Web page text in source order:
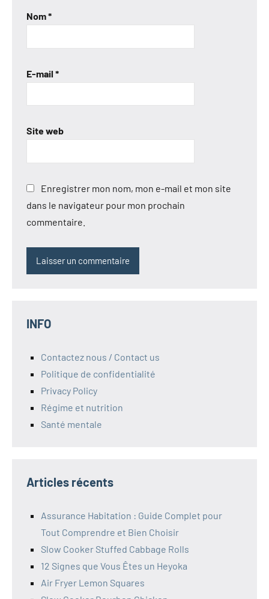
Nom*
E-mail *
Site web
Enregistrer mon nom, mon e-mail et mon site
dans le navigateur pour mon prochain
commentaire.
INFO
Contactez nous / Contact us
Politique de confidentialité
Privacy Policy
Régime et nutrition
Santé mentale
Articles récents
Assurance Habitation : Guide Complet pour
Tout Comprendre et Bien Choisir
Slow Cooker Stuffed Cabbage Rolls
12 Signes que Vous Êtes un Heyoka
Air Fryer Lemon Squares